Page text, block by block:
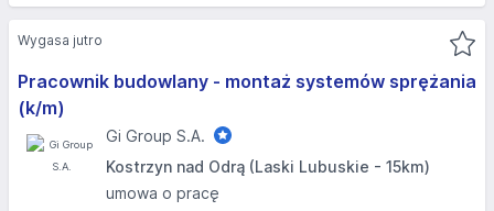
Pracownik budowlany - montaż systemów sprężania
(k/m)
Gi Group S.A.
Kostrzyn nad Odrą (Laski Lubuskie - 15km)
umowa o pracę
Wygasa jutro